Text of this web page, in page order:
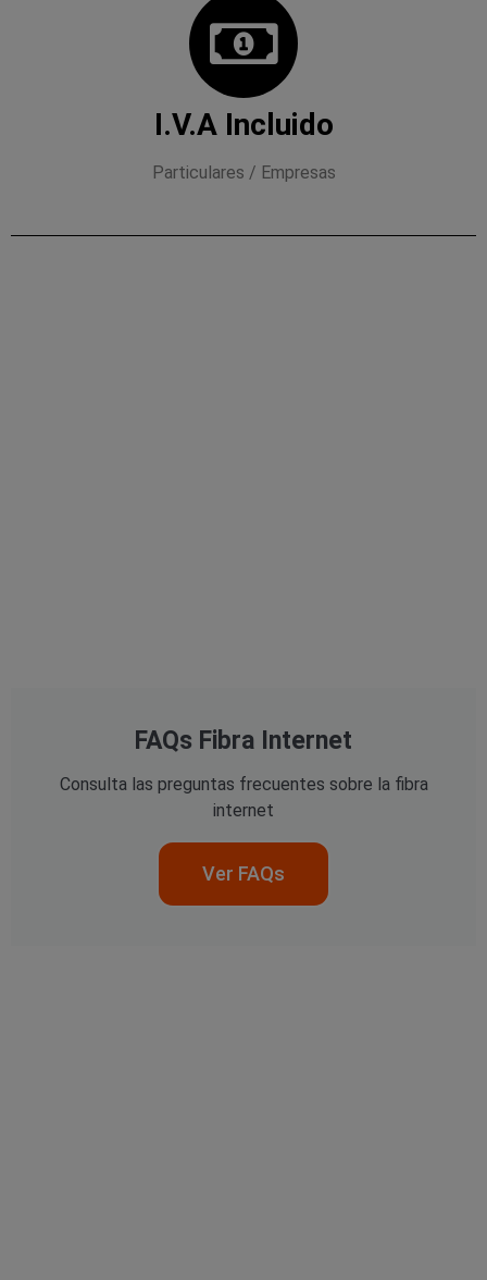
I.V.A Incluido
Particulares / Empresas
FAQs Fibra Internet
Consulta las preguntas frecuentes sobre la fibra
internet
Ver FAQs